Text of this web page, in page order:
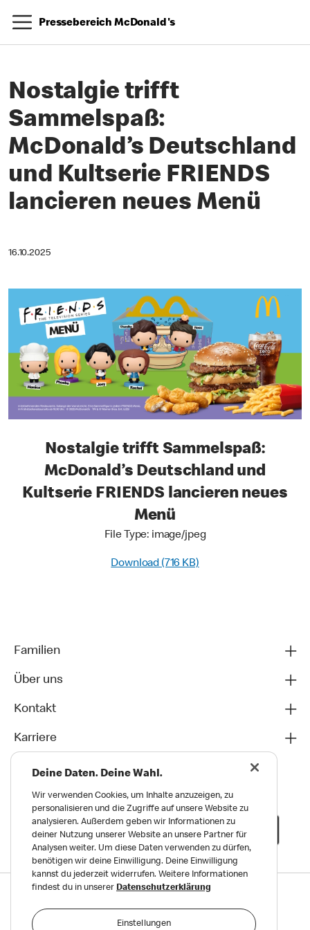
Pressebereich McDonald's
Nostalgie trifft
Sammelspaß:
McDonald’s Deutschland
und Kultserie FRIENDS
lancieren neues Menü
16.10.2025
Nostalgie trifft Sammelspaß:
McDonald’s Deutschland und
Kultserie FRIENDS lancieren neues
Menü
File Type: image/jpeg
Download (716 KB)
Familien
Über uns
Kontakt
Karriere
Datenschutz
Deine Daten. Deine Wahl.
Wir verwenden Cookies, um Inhalte anzuzeigen, zu
personalisieren und die Zugriffe auf unsere Website zu
analysieren. Außerdem geben wir Informationen zu
deiner Nutzung unserer Website an unsere Partner für
Analysen weiter. Um diese Daten verwenden zu dürfen,
benötigen wir deine Einwilligung. Deine Einwilligung
kannst du jederzeit widerrufen. Weitere Informationen
findest du in unserer Datenschutzerklärung
Einstellungen